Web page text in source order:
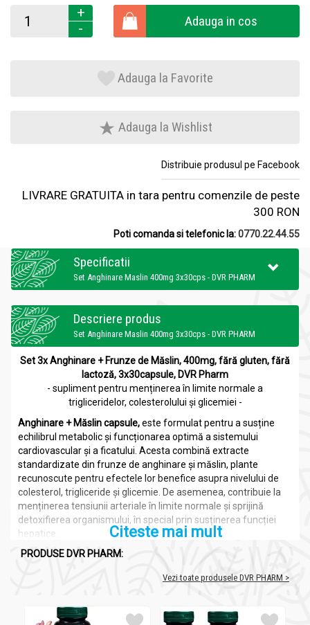
+
-
Adauga in cos
Adauga la Favorite
Adauga la Wishlist
Distribuie produsul pe Facebook
LIVRARE GRATUITA in tara pentru comenzile de peste
300 RON
Poti comanda si telefonic la:0770.22.44.55
Specificatii
Set Anghinare Maslin 400mg 3x30cps - DVR PHARM
Descriere produs
Set Anghinare Maslin 400mg 3x30cps - DVR PHARM
Set 3x Anghinare + Frunze de Măslin, 400mg, fără gluten, fără
lactoză, 3x30capsule, DVR Pharm
- supliment pentru menținerea în limite normale a
trigliceridelor, colesterolului și glicemiei -
Anghinare + Măslin capsule,este formulat pentru a susține
echilibrul metabolic și funcționarea optimă a sistemului
cardiovascular și a ficatului. Acesta combină extracte
standardizate din frunze de anghinare și măslin, plante
recunoscute pentru efectele lor benefice asupra nivelului de
colesterol, trigliceride și glicemie. De asemenea, contribuie la
menținerea tensiunii arteriale în limite normale și sprijină
detoxifierea organismului, în special prin susținerea funcției
hepatice.
Suplimentele alimentare
bioactive, destinate să completeze o dietă. Originile lor
erau utilizate pentru efectele terapeutice. În prezent, studiile
Citeste mai mult
PRODUSE DVR PHARM:
Vezi toate produsele DVR PHARM >